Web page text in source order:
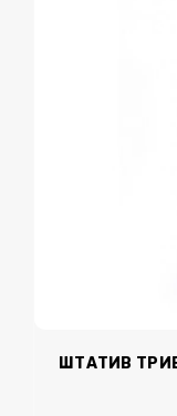
ШТАТИВ